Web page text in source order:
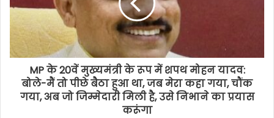
MP के 20वें मुख्यमंत्री के रूप में शपथ मोहन यादव:
बोले-मैं तो पीछे बैठा हुआ था, जब मेरा कहा गया, चौंक
गया, अब जो जिम्मेदारी मिली है, उसे निभाने का प्रयास
करूंगा